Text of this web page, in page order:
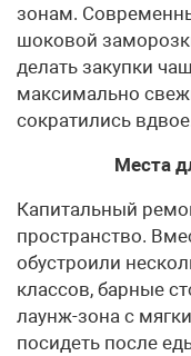
зонам.
шоковой
делать закупки
максимально
сократились
Места
Капитальный
пространство.
обустроили
классов, барные
лаунж-зона с
посидеть после